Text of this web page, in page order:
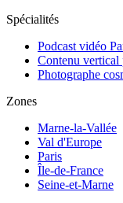
Spécialités
Podcast vidéo
Contenu vertical
Photographe
Zones
Marne-la-Vallée
Val d'Europe
Paris
Île-de-France
Seine-et-Marne